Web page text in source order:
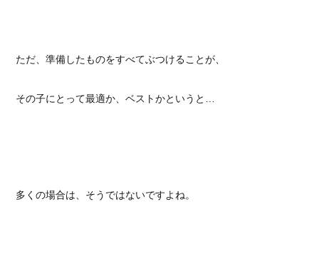
ただ、準備したものをすべてぶつけることが、
その子にとって最適か、ベストかというと…
多くの場合は、そうではないですよね。